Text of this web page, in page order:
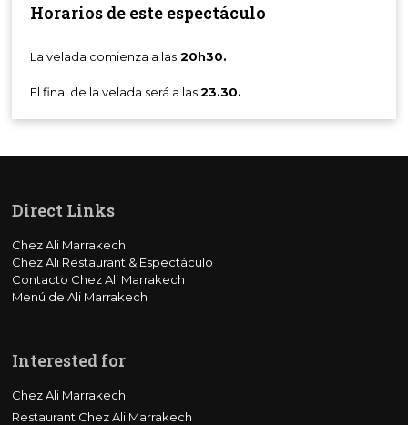
Horarios de este espectáculo
La velada comienza a las 20h30.
El final de la velada será a las23.30.
Direct Links
Chez Ali Marrakech
Chez Ali Restaurant & Espectáculo
Contacto Chez Ali Marrakech
Menú de Ali Marrakech
Interested for
Chez Ali Marrakech
Restaurant Chez Ali Marrakech